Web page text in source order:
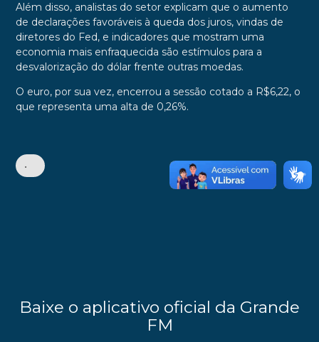
Além disso, analistas do setor explicam que o aumento
de declarações favoráveis à queda dos juros, vindas de
diretores do Fed, e indicadores que mostram uma
economia mais enfraquecida são estímulos para a
desvalorização do dólar frente outras moedas.
O euro, por sua vez, encerrou a sessão cotado a R$6,22, o
que representa uma alta de 0,26%.
•
Baixe o aplicativo oficial da Grande
FM